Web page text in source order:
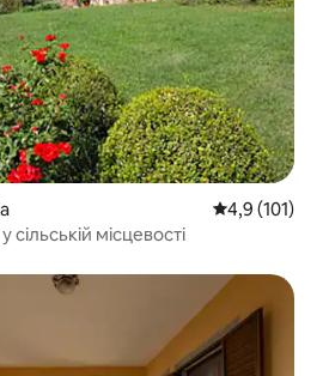
Середня
4,9 (101)
місцевості